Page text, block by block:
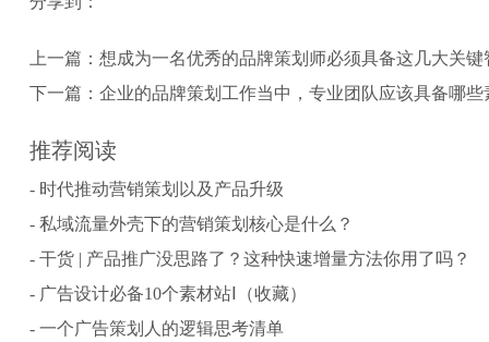
上一篇： 想成为一名优秀的品牌策划师必须具备这几大关键
下一篇： 企业的品牌策划工作当中，专业团队应该具备哪些
推荐阅读
- 时代推动营销策划以及产品升级
- 私域流量外壳下的营销策划核心是什么？
- 干货 | 产品推广没思路了？这种快速增量方法你用了吗？
- 广告设计必备10个素材站Ⅰ（收藏）
- 一个广告策划人的逻辑思考清单